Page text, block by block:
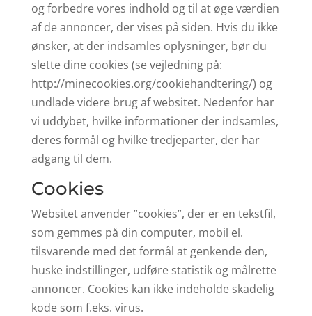
og forbedre vores indhold og til at øge værdien
af de annoncer, der vises på siden. Hvis du ikke
ønsker, at der indsamles oplysninger, bør du
slette dine cookies (se vejledning på:
http://minecookies.org/cookiehandtering/) og
undlade videre brug af websitet. Nedenfor har
vi uddybet, hvilke informationer der indsamles,
deres formål og hvilke tredjeparter, der har
adgang til dem.
Cookies
Websitet anvender ”cookies”, der er en tekstfil,
som gemmes på din computer, mobil el.
tilsvarende med det formål at genkende den,
huske indstillinger, udføre statistik og målrette
annoncer. Cookies kan ikke indeholde skadelig
kode som f.eks. virus.